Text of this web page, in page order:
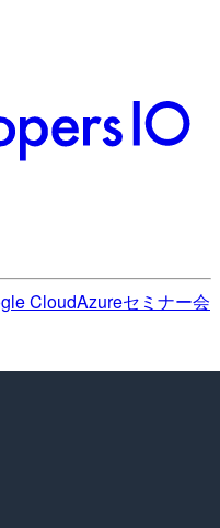
CloudAzureセミナー会